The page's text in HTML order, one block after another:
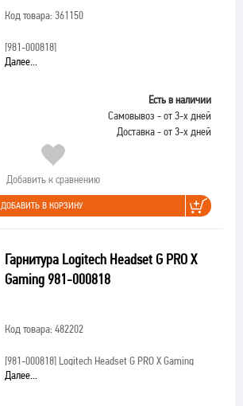
Код товара: 361150
[981-000818]
Далее...
Есть в наличии
Самовывоз - от 3-х дней
Доставка - от 3-х дней
Добавить к сравнению
ДОБАВИТЬ В КОРЗИНУ
Гарнитура Logitech Headset G PRO X
Gaming 981-000818
Код товара: 482202
[981-000818] Logitech Headset G PRO X Gaming
Далее...